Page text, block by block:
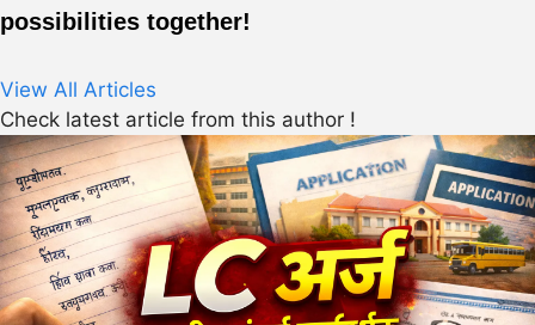
possibilities together!
View All Articles
Check latest article from this author !